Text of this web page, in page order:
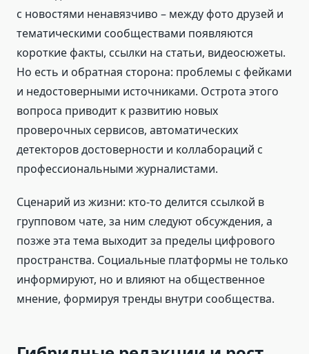
с новостями ненавязчиво – между фото друзей и
тематическими сообществами появляются
короткие факты, ссылки на статьи, видеосюжеты.
Но есть и обратная сторона: проблемы с фейками
и недостоверными источниками. Острота этого
вопроса приводит к развитию новых
проверочных сервисов, автоматических
детекторов достоверности и коллабораций с
профессиональными журналистами.
Сценарий из жизни: кто-то делится ссылкой в
групповом чате, за ним следуют обсуждения, а
позже эта тема выходит за пределы цифрового
пространства. Социальные платформы не только
информируют, но и влияют на общественное
мнение, формируя тренды внутри сообщества.